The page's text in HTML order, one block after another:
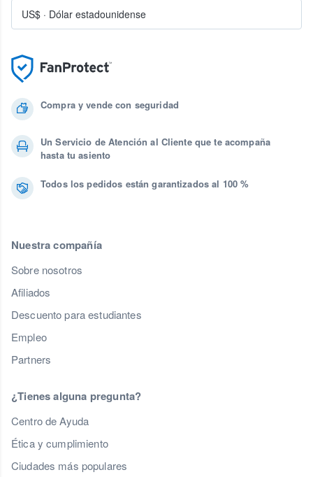
Compra y vende con seguridad
Un Servicio de Atención al Cliente que te acompaña
hasta tu asiento
Todos los pedidos están garantizados al 100 %
Nuestra compañía
Sobre nosotros
Afiliados
Descuento para estudiantes
Empleo
Partners
¿Tienes alguna pregunta?
Centro de Ayuda
Ética y cumplimiento
Ciudades más populares
US$ · Dólar estadounidense